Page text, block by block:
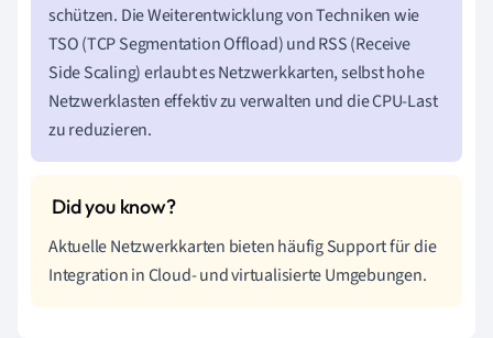
schützen. Die Weiterentwicklung von Techniken wie
TSO (TCP Segmentation Offload) und RSS (Receive
Side Scaling) erlaubt es Netzwerkkarten, selbst hohe
Netzwerklasten effektiv zu verwalten und die CPU-Last
zu reduzieren.
Aktuelle Netzwerkkarten bieten häufig Support für die
Integration in Cloud- und virtualisierte Umgebungen.